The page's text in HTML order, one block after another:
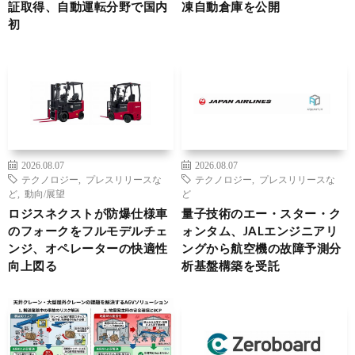
証取得、自動運転分野で国内
初
凍自動倉庫を公開
2026.08.07
テクノロジー
プレスリリースな
ど
動向/展望
ロジスネクストが防爆仕様車
のフォークをフルモデルチェ
ンジ、オペレーターの快適性
向上図る
2026.08.07
テクノロジー
プレスリリースな
ど
量子技術のエー・スター・ク
ォンタム、JALエンジニアリ
ングから航空機の故障予測分
析基盤構築を受託